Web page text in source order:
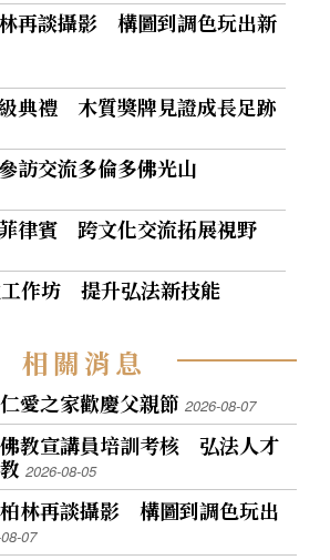
再談攝影 構圖到調色玩出新
典禮 木質獎牌見證成長足跡
訪交流多倫多佛光山
律賓 跨文化交流拓展視野
作坊 提升弘法新技能
相關消息
愛之家歡慶父親節2026-08-07
教宣講員培訓考核 弘法人才
2026-08-05
林再談攝影 構圖到調色玩出
07